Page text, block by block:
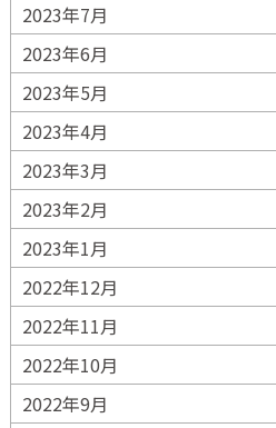
2023年7月
2023年6月
2023年5月
2023年4月
2023年3月
2023年2月
2023年1月
2022年12月
2022年11月
2022年10月
2022年9月